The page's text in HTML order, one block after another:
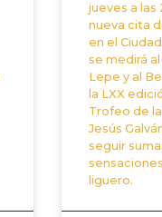
jueves a las
nueva cita
en el
se medirá
Lepe y al
la LXX
Trofeo de
Jesús
seguir
liguero.